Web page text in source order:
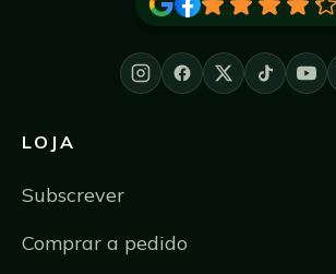
LOJA
Subscrever
Comprar a pedido